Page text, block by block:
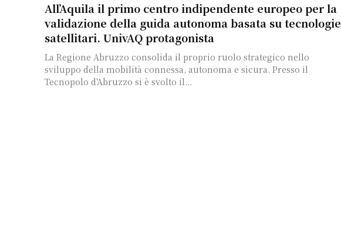
All’Aquila il primo centro indipendente europeo per la
validazione della guida autonoma basata su tecnologie
satellitari. UnivAQ protagonista
La Regione Abruzzo consolida il proprio ruolo strategico nello
sviluppo della mobilità connessa, autonoma e sicura. Presso il
Tecnopolo d'Abruzzo si è svolto il...